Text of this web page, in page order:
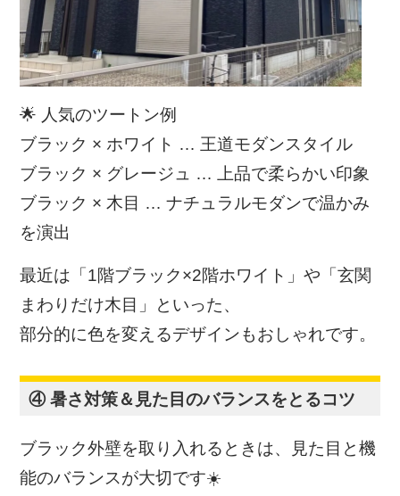
🌟 人気のツートン例
ブラック × ホワイト … 王道モダンスタイル
ブラック × グレージュ … 上品で柔らかい印象
ブラック × 木目 … ナチュラルモダンで温かみ
を演出
最近は「1階ブラック×2階ホワイト」や「玄関
まわりだけ木目」といった、
部分的に色を変えるデザインもおしゃれです。
④ 暑さ対策＆見た目のバランスをとるコツ
ブラック外壁を取り入れるときは、見た目と機
能のバランスが大切です☀️